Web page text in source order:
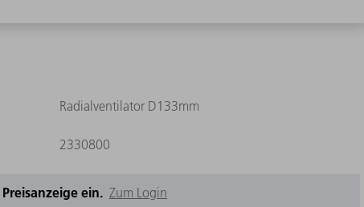
Radialventilator D133mm
2330800
ein. Zum Login